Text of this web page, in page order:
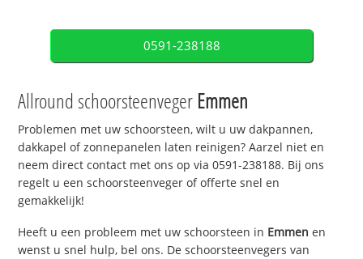
0591-238188
Allround schoorsteenveger Emmen
Problemen met uw schoorsteen, wilt u uw dakpannen,
dakkapel of zonnepanelen laten reinigen? Aarzel niet en
neem direct contact met ons op via 0591-238188. Bij ons
regelt u een schoorsteenveger of offerte snel en
gemakkelijk!
Heeft u een probleem met uw schoorsteen in Emmen en
wenst u snel hulp, bel ons. De schoorsteenvegers van